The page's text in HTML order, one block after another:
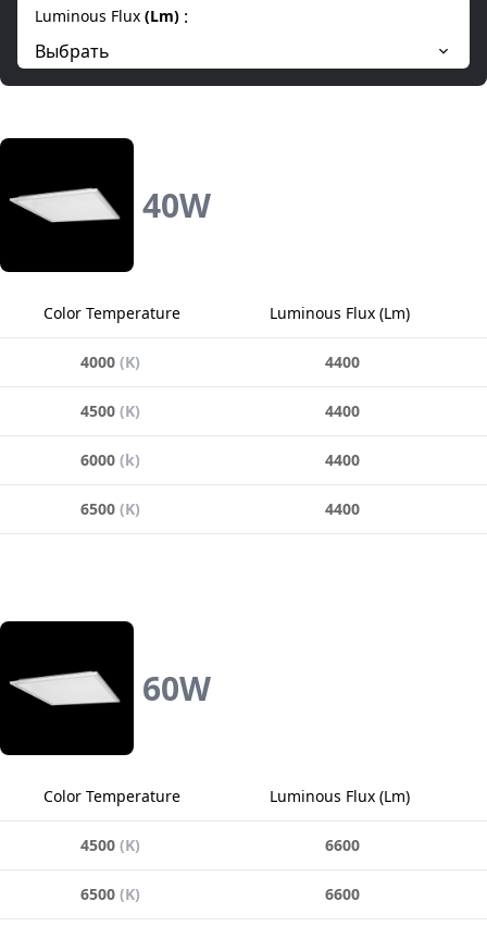
Luminous Flux (Lm) :
Выбрать
40W
Color Temperature Luminous Flux (Lm)
4000 (K) 4400
4500 (K) 4400
6000 (k) 4400
6500 (K) 4400
60W
Color Temperature Luminous Flux (Lm)
4500 (K) 6600
6500 (K) 6600